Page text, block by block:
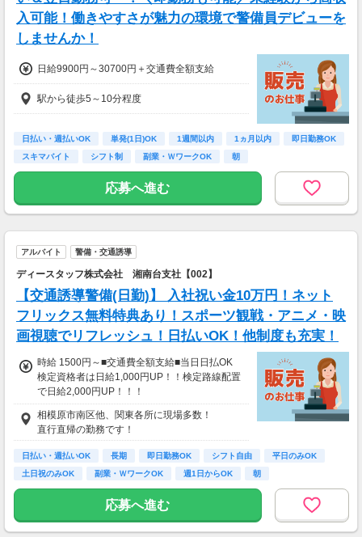
＿＿＿＿＿＿＿＿＿＿＿＿＿＿＿＿
比べてみてください！この高日給！
隊員さんたちの『収入例』をご紹介
￣￣￣Ｖ￣￣￣￣￣￣￣￣￣￣￣￣
◆ガッツリ働くAさん／夜勤で月22日勤務
夜勤日給15,500円×22日
日勤務
→月収162,000円+交通費！！
入可能！働きやすさが魅力の環境で警備員デビューを
しませんか！
日給9900円～30700円＋交通費全額支給
駅から徒歩5～10分程度
日払い・週払いOK 単発(1日)OK 1週間以内 1ヵ月以内
即日勤務OK
スキマバイト
シフト制 副業・ＷワークOK 朝
応募へ進む
アルバイト 警備・交通誘導
ディースタッフ株式会社 湘南台支社【002】
【交通誘導警備(日勤)】 入社祝い金10万円！ネット
フリックス無料特典あり！スポーツ観戦・アニメ・映
画視聴でリフレッシュ！日払いOK！他制度も充実！
時給 1500円～■交通費全額支給■当日日払OK
検定資格者は日給1,000円UP！！検定路線配置
で日給2,000円UP！！！
////////////////////////////////////////
日給12000円以上
（一律手当を含む）
※時給換算→1500円/時
相模原市南区他、関東各所に現場多数！
直行直帰の勤務です！
日払い・週払いOK 長期 即日勤務OK シフト自由
平日のみOK
土日祝のみOK
副業・ＷワークOK 週1日からOK 朝
応募へ進む